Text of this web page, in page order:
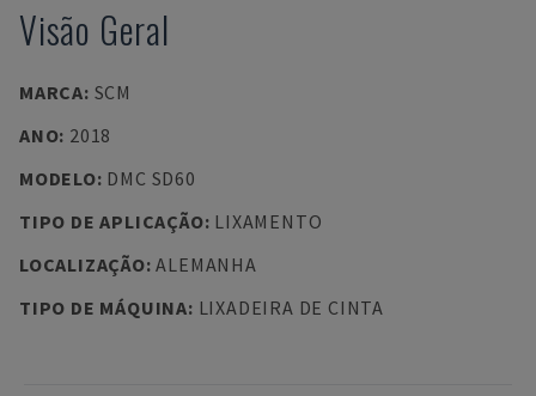
Visão Geral
MARCA: SCM
ANO: 2018
MODELO: DMC SD60
TIPO DE APLICAÇÃO: LIXAMENTO
LOCALIZAÇÃO:ALEMANHA
TIPO DE MÁQUINA: LIXADEIRA DE CINTA